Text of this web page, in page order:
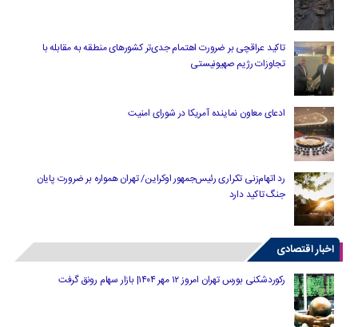
تاکید عراقچی بر ضرورت اهتمام جدی‌تر کشورهای منطقه به مقابله با
تجاوزات رژیم صهیونیستی
ادعای معاون نماینده آمریکا در شورای امنیت
رد اتهام‌زنی تکراری رئیس‌جمهور اوکراین/ تهران همواره بر ضرورت پایان
جنگ تاکید دارد
اخبار اقتصادی
رکوردشکنی بورس تهران امروز ۱۲ مهر ۱۴۰۴| بازار سهام رونق گرفت